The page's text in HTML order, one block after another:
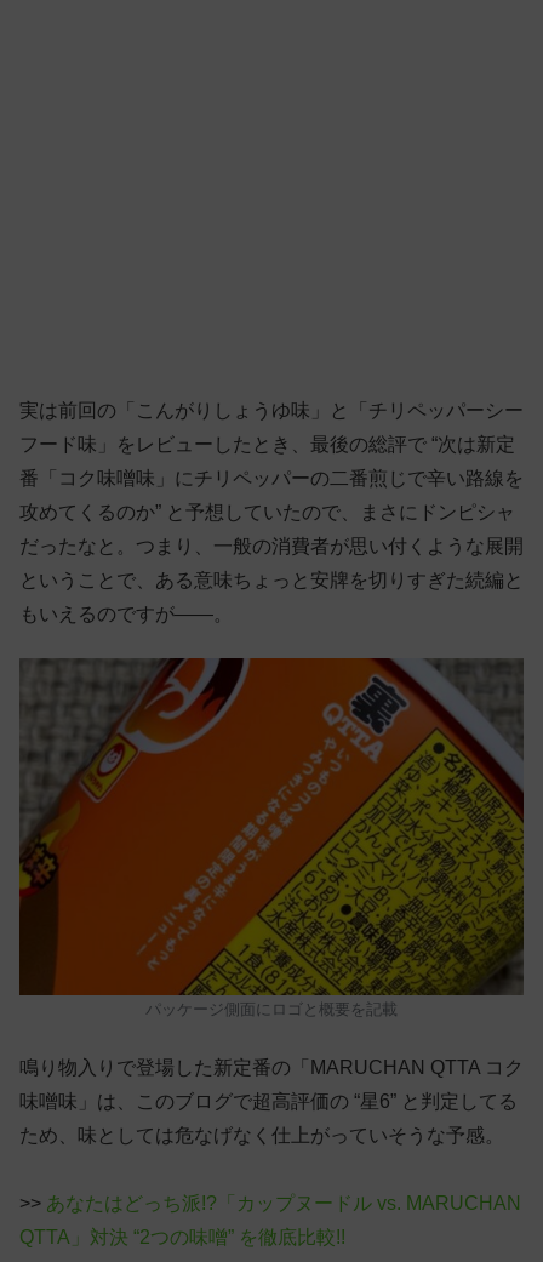
実は前回の「こんがりしょうゆ味」と「チリペッパーシー
フード味」をレビューしたとき、最後の総評で “次は新定
番「コク味噌味」にチリペッパーの二番煎じで辛い路線を
攻めてくるのか” と予想していたので、まさにドンピシャ
だったなと。つまり、一般の消費者が思い付くような展開
ということで、ある意味ちょっと安牌を切りすぎた続編と
もいえるのですが——。
パッケージ側面にロゴと概要を記載
鳴り物入りで登場した新定番の「MARUCHAN QTTA コク
味噌味」は、このブログで超高評価の “星6” と判定してる
ため、味としては危なげなく仕上がっていそうな予感。
>> あなたはどっち派!?「カップヌードル vs. MARUCHAN
QTTA」対決 “2つの味噌” を徹底比較!!